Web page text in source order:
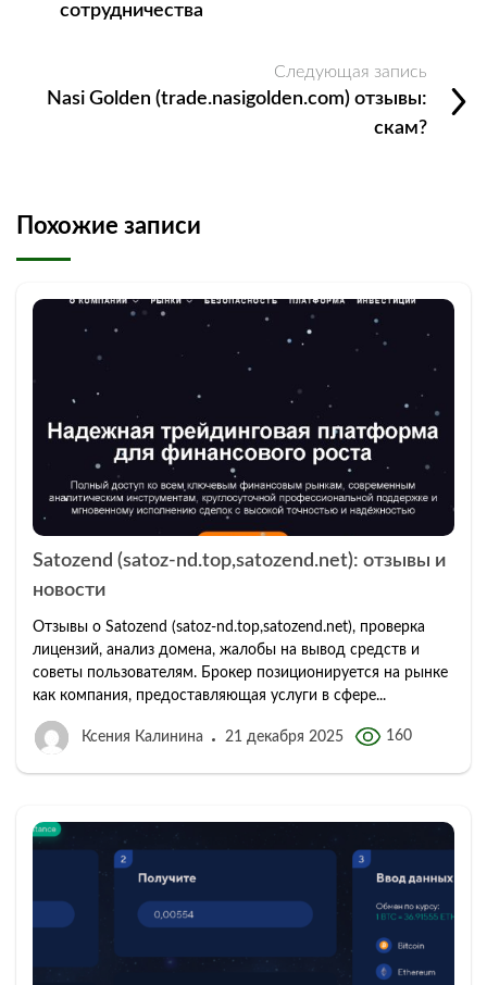
сотрудничества
Следующая запись
Nasi Golden (trade.nasigolden.com) отзывы:
скам?
Похожие записи
Satozend (satoz-nd.top,satozend.net): отзывы и
новости
Отзывы о Satozend (satoz-nd.top,satozend.net), проверка
лицензий, анализ домена, жалобы на вывод средств и
советы пользователям. Брокер позиционируется на рынке
как компания, предоставляющая услуги в сфере...
Ксения Калинина 21 декабря 2025 160